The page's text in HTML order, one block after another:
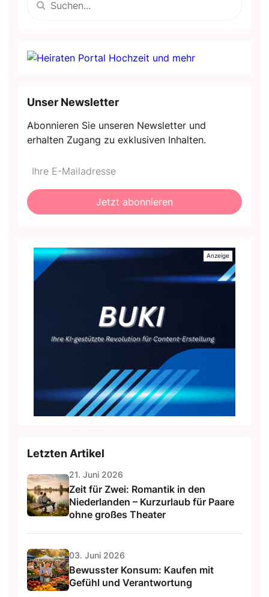
Unser Newsletter
Abonnieren Sie unseren Newsletter und
erhalten Zugang zu exklusiven Inhalten.
Do
fill
this
*Ihre
Mailadresse:
Jetzt abonnieren
Letzten Artikel
21. Juni 2026
Zeit für Zwei: Romantik in den
Niederlanden – Kurzurlaub für Paare
ohne großes Theater
03. Juni 2026
Bewusster Konsum: Kaufen mit
Gefühl und Verantwortung